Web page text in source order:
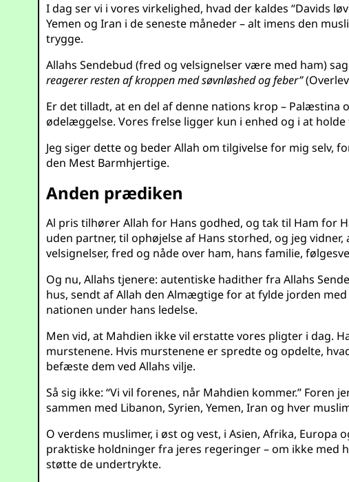
I dag ser vi i vores virkelighed, hvad der kaldes “Davids
Yemen og Iran i de seneste måneder – alt imens den
trygge.
Allahs Sendebud (fred og velsignelser være med ham)
reagerer resten af kroppen med søvnløshed og feber”
Er det tilladt, at en del af denne nations krop – Palæstina
ødelæggelse. Vores frelse ligger kun i enhed og i at holde
Jeg siger dette og beder Allah om tilgivelse for mig selv,
den Mest Barmhjertige.
Anden prædiken
Al pris tilhører Allah for Hans godhed, og tak til Ham for
uden partner, til ophøjelse af Hans storhed, og jeg
velsignelser, fred og nåde over ham, hans familie,
Og nu, Allahs tjenere: autentiske hadither fra Allahs
hus, sendt af Allah den Almægtige for at fylde jorden
nationen under hans ledelse.
Men vid, at Mahdien ikke vil erstatte vores pligter i dag.
murstenene. Hvis murstenene er spredte og opdelte,
befæste dem ved Allahs vilje.
Så sig ikke: “Vi vil forenes, når Mahdien kommer.” Foren
sammen med Libanon, Syrien, Yemen, Iran og hver
O verdens muslimer, i øst og vest, i Asien, Afrika,
praktiske holdninger fra jeres regeringer – om ikke
støtte de undertrykte.